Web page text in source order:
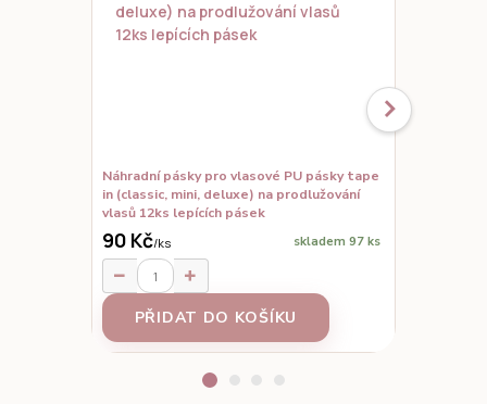
Náhradní pásky pro vlasové PU pásky tape
in (classic, mini, deluxe) na prodlužování
vlasů 12ks lepících pásek
90 Kč/ks skladem 97 ks
PŘIDAT DO KOŠÍKU